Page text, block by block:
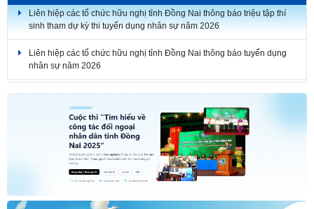
Liên hiệp các tổ chức hữu nghị tỉnh Đồng Nai thông báo triệu tập thí
sinh tham dự kỳ thi tuyển dụng nhân sự năm 2026
Liên hiệp các tổ chức hữu nghị tỉnh Đồng Nai thông báo tuyển dụng
nhân sự năm 2026